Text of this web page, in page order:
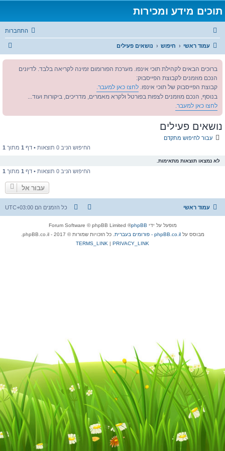
תוכים מידע ומכירות
התחברות
עמוד ראשי חיפוש נושאים פעילים
ברוכים הבאים לקהילת תוכי אינפו. מערכת הפורומום זמינה לקריאה בלבד. לדיונים
הנכם מוזמנים לקבוצת הפייסבוק:
קבוצת הפייסבוק של תוכי אינפו. לחצו כאן למעבר.
בנוסף, הנכם מוזמנים לצפות בפורטל ולקרא מאמרים, מדריכים, ביקורות ועוד...
לחצו כאן למעבר.
נושאים פעילים
עבור לחיפוש מתקדם
החיפוש הניב 0 תוצאות • דף
1 מתוך 1
לא נמצאו תוצאות מתאימות.
החיפוש הניב 0 תוצאות • דף 1 מתוך 1
עבור אל
עמוד ראשי כל הזמנים הם UTC+03:00
מופעל על ידי phpBB
® Forum Software © phpBB Limited
מבוסס עלphpBB.co.il - פורומים בעברית
. כל הזכויות שמורות © 2017 - phpBB.co.il.
PRIVACY_LINK
|
TERMS_LINK